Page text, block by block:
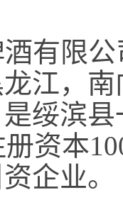
有限公
江，
绥滨
册资本
企业。